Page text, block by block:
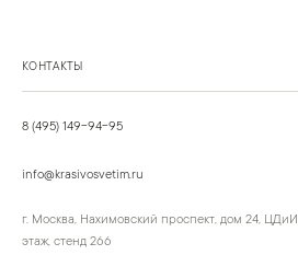
КОНТАКТЫ
8 (495) 149-94-95
info@krasivosvetim.ru
г. Москва, Нахимовский проспект, дом 24,
этаж, стенд 266